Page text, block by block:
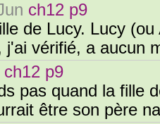
ch12 p9
de Lucy. Lucy
j'ai vérifié, a aucun
ch12 p9
pas quand la fille
être son père